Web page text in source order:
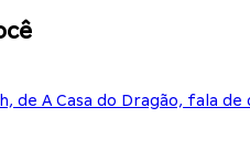
de A Casa do Dragão, fala de